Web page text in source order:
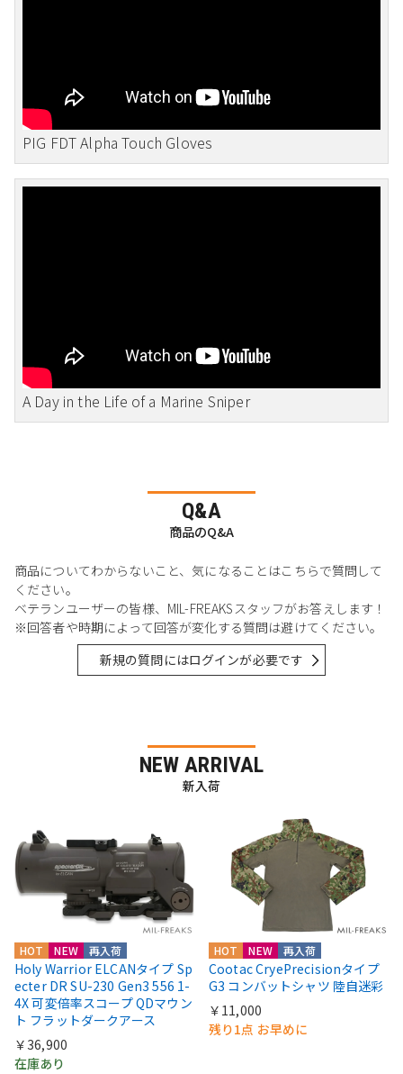
PIG FDT Alpha Touch Gloves
A Day in the Life of a Marine Sniper
Q&A
商品のQ&A
商品についてわからないこと、気になることはこちらで質問して
ください。
ベテランユーザーの皆様、MIL-FREAKSスタッフがお答えします！
※回答者や時期によって回答が変化する質問は避けてください。
新規の質問にはログインが必要です
NEW ARRIVAL
新入荷
HOT NEW 再入荷
Holy Warrior ELCANタイプ Sp
ecter DR SU-230 Gen3 556 1-
4X 可変倍率スコープ QDマウン
ト フラットダークアース
￥36,900
在庫あり
HOT NEW 再入荷
Cootac CryePrecisionタイプ
G3 コンバットシャツ 陸自迷彩
￥11,000
残り1点 お早めに